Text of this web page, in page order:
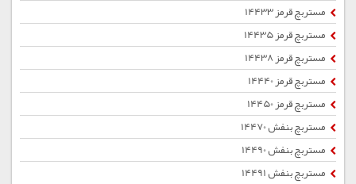
مستربچ قرمز 14433
مستربچ قرمز 14435
مستربچ قرمز 14438
مستربچ قرمز 14440
مستربچ قرمز 14450
مستربچ بنفش 14470
مستربچ بنفش 14490
مستربچ بنفش 14491